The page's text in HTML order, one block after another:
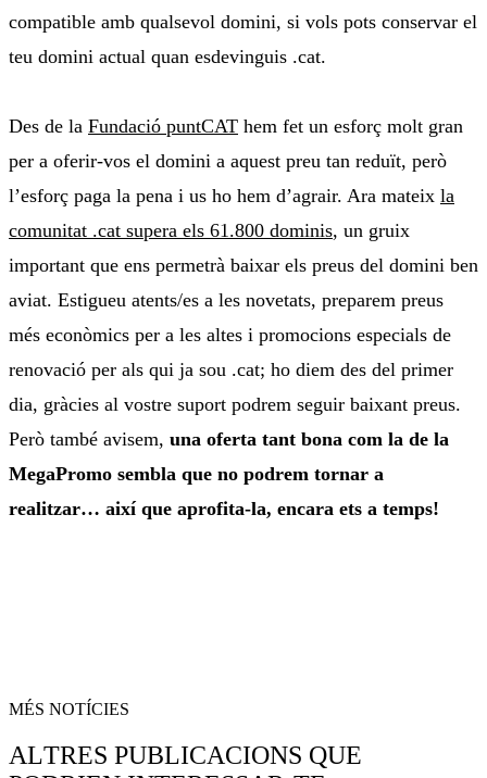
compatible amb qualsevol domini, si vols pots conservar el
teu domini actual quan esdevinguis .cat.
Des de la Fundació puntCAT hem fet un esforç molt gran
per a oferir-vos el domini a aquest preu tan reduït, però
l’esforç paga la pena i us ho hem d’agrair. Ara mateix la
comunitat .cat supera els 61.800 dominis, un gruix
important que ens permetrà baixar els preus del domini ben
aviat. Estigueu atents/es a les novetats, preparem preus
més econòmics per a les altes i promocions especials de
renovació per als qui ja sou .cat; ho diem des del primer
dia, gràcies al vostre suport podrem seguir baixant preus.
Però també avisem, una oferta tant bona com la de la
MegaPromo sembla que no podrem tornar a
realitzar… així que aprofita-la, encara ets a temps!
MÉS NOTÍCIES
ALTRES PUBLICACIONS QUE